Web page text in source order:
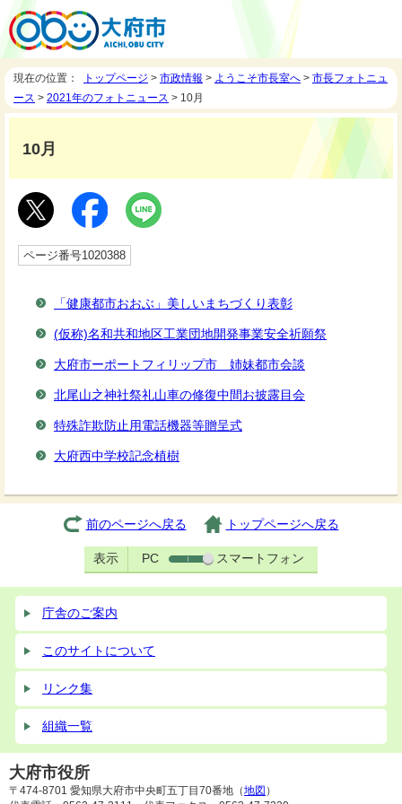
現在の位置： トップページ > 市政情報 > ようこそ市長室へ > 市長フォトニュ
ース > 2021年のフォトニュース > 10月
10月
ページ番号1020388
「健康都市おおぶ」美しいまちづくり表彰
(仮称)名和共和地区工業団地開発事業安全祈願祭
大府市ーポートフィリップ市 姉妹都市会談
北尾山之神社祭礼山車の修復中間お披露目会
特殊詐欺防止用電話機器等贈呈式
大府西中学校記念植樹
前のページへ戻る トップページへ戻る
表示 PC スマートフォン
庁舎のご案内
このサイトについて
リンク集
組織一覧
大府市役所
〒474-8701 愛知県大府市中央町五丁目70番地（地図 ）